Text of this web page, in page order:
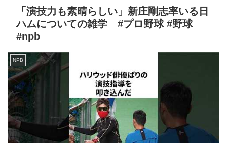
「演技力も素晴らしい」新庄剛志率いる日
ハムについての雑学 #プロ野球 #野球
#npb
NPB